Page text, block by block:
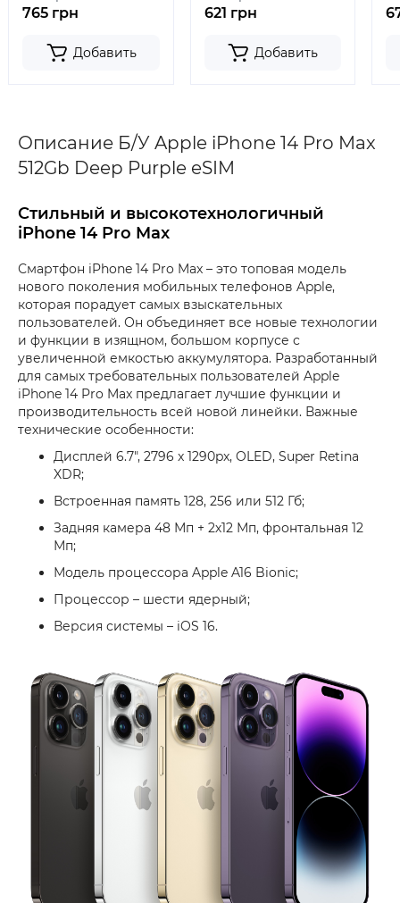
765 грн
Добавить
621 грн
Добавить
Описание Б/У Apple iPhone 14 Pro Max
512Gb Deep Purple eSIM
Стильный и высокотехнологичный
iPhone 14 Pro Max
Смартфон iPhone 14 Pro Max – это топовая модель
нового поколения мобильных телефонов Apple,
которая порадует самых взыскательных
пользователей. Он объединяет все новые технологии
и функции в изящном, большом корпусе с
увеличенной емкостью аккумулятора. Разработанный
для самых требовательных пользователей Apple
iPhone 14 Pro Max предлагает лучшие функции и
производительность всей новой линейки. Важные
технические особенности:
Дисплей 6.7", 2796 x 1290px, OLED, Super Retina
XDR;
Встроенная память 128, 256 или 512 Гб;
Задняя камера 48 Мп + 2х12 Мп, фронтальная 12
Мп;
Модель процессора Apple A16 Bionic;
Процессор – шести ядерный;
Версия системы – iOS 16.